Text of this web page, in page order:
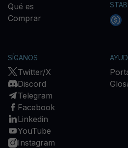
Qué es
Comprar
SÍGANOS
Twitter/X
Discord
Telegram
Facebook
Linkedin
YouTube
Instagram